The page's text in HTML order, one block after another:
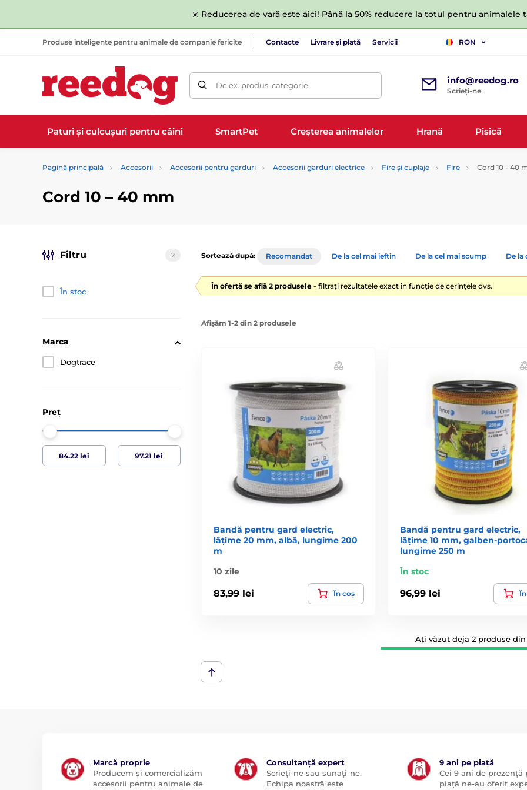
☀️ Reducerea de vară este aici! Până la 50% reducere la totul pentru animalele
Produse inteligente pentru animale de companie fericite Contacte Livrare și plată Servicii RON
De ex. produs, categorie info@reedog.ro
Scrieți-ne
Paturi și culcușuri pentru câini SmartPet Creșterea animalelor Hrană Pisică
Pagină principală Accesorii Accesorii pentru garduri Accesorii garduri electrice Fire și cuplaje Fire Cord 10 - 40
Cord 10 –⁠ 40 mm
Filtru 2
În stoc
Marca
Dogtrace
Preț
Sortează după: Recomandat De la cel mai ieftin De la cel mai scump De la
În ofertă se află 2 produsele - filtrați rezultatele exact în funcție de cerințele dvs.
Afișăm 1-2 din 2 produsele
Bandă pentru gard electric,
lățime 20 mm, albă, lungime 200
m
10 zile
83,99 lei În coș
Bandă pentru gard electric,
lățime 10 mm, galben-
lungime 250 m
În stoc
96,99 lei
Ați văzut deja 2 produse din
Marcă proprie
Producem și comercializăm
accesorii pentru animale de
Consultanță expert
Scrieți-ne sau sunați-ne.
Echipa noastră este
9 ani pe piață
Cei 9 ani de prezență
piață ne-au oferit